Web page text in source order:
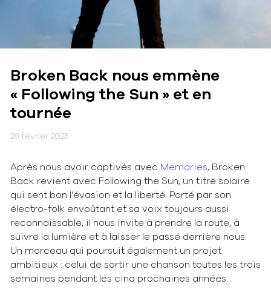
Broken Back nous emmène
« Following the Sun » et en
tournée
28 février 2025
Après nous avoir captivés avec Memories, Broken
Back revient avec Following the Sun, un titre solaire
qui sent bon l’évasion et la liberté. Porté par son
électro-folk envoûtant et sa voix toujours aussi
reconnaissable, il nous invite à prendre la route, à
suivre la lumière et à laisser le passé derrière nous.
Un morceau qui poursuit également un projet
ambitieux : celui de sortir une chanson toutes les trois
semaines pendant les cinq prochaines années.